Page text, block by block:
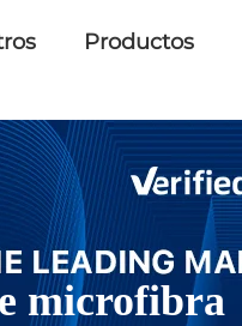
Productos
microfibra